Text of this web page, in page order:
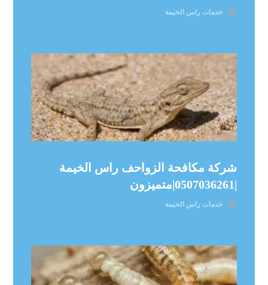
خدمات راس الخيمة
شركة مكافحة الزواحف راس الخيمة
|0507036261|متميزون
خدمات راس الخيمة